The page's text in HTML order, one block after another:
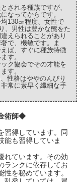
される種族ですが、
なってからです。
130㎝程度、女性で
、男性は豊かな髭をた
えられることがあり
で、機敏です。ま
ば、すぐに種族特徴
す。
ク協会でその才能を
す。
性格はややのんびり
常に素早く繊細な手
術師◆
習得しています。同
能も習得していま
れています。その効
ランクに依存してお
を秘めています。